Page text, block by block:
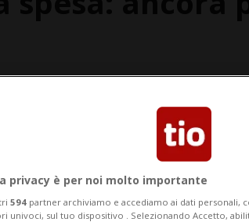
privacy è per noi molto importante
594 partner archiviamo e accediamo ai dati personali,
univoci, sul tuo dispositivo . Selezionando Accetto,